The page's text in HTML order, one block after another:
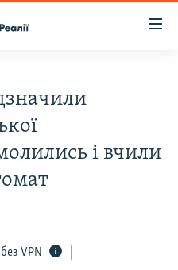
і вчили
VPN